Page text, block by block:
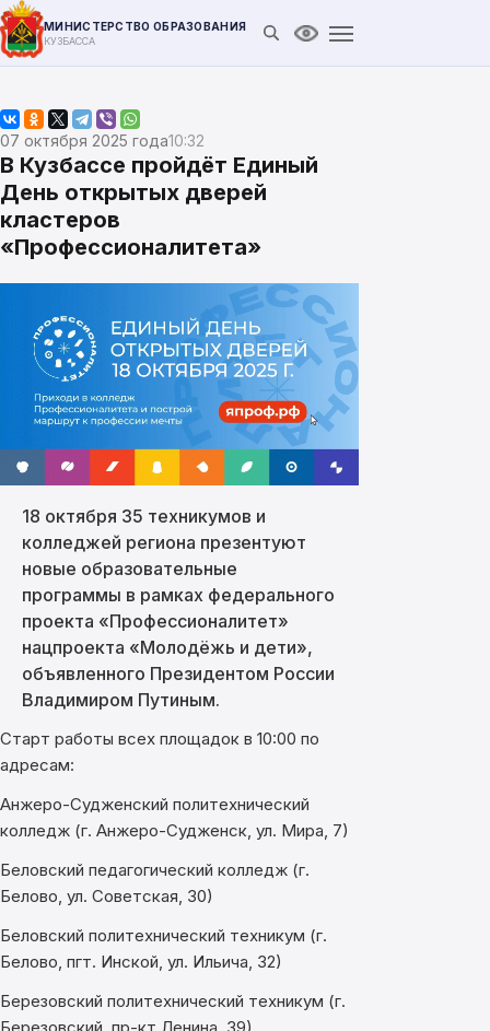
МИНИСТЕРСТВО ОБРАЗОВАНИЯ
КУЗБАССА Открыть поиск
Версия для
07 октября 2025 года10:32
В Кузбассе пройдёт Единый
День открытых дверей
кластеров
«Профессионалитета»
18 октября 35 техникумов и
колледжей региона презентуют
новые образовательные
программы в рамках федерального
проекта «Профессионалитет»
нацпроекта «Молодёжь и дети»,
объявленного Президентом России
Владимиром Путиным.
Старт работы всех площадок в 10:00 по
адресам:
Анжеро-Судженский политехнический
колледж (г. Анжеро-Судженск, ул. Мира, 7)
Беловский педагогический колледж (г.
Белово, ул. Советская, 30)
Беловский политехнический техникум (г.
Белово, пгт. Инской, ул. Ильича, 32)
Березовский политехнический техникум (г.
Березовский, пр-кт Ленина, 39)